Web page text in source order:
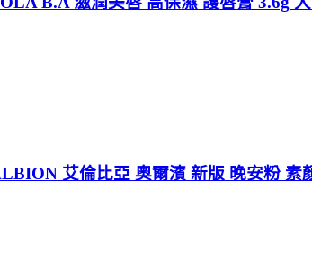
艾倫比亞 奧爾濱 新版 晚安粉